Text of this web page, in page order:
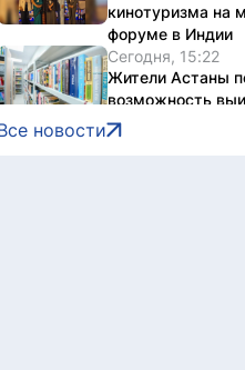
кинотуризма на
форуме в Индии
Сегодня, 15:22
Жители Астаны
возможность
тысяч тенге за
Сегодня, 15:21
новости